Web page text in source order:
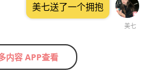
美七
美七送了一个拥抱
内容 APP查看